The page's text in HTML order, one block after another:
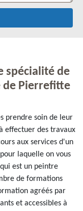
spécialité de
de Pierrefitte
prendre soin de leur
effectuer des travaux
aux services d'un
laquelle on vous
est un peintre
de formations
agréés par
et accessibles à